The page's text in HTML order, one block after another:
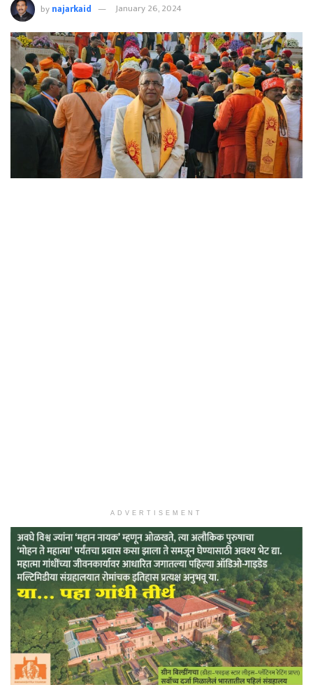
bynajarkaid January 26, 2024
ADVERTISEMENT